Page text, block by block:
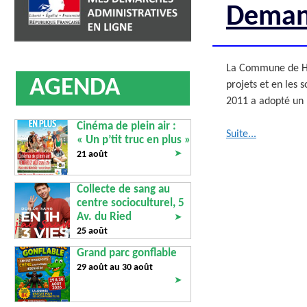
UN
AFFICHAGE LÉGAL
AGENDA
Cinéma de plein air :
« Un p’tit truc en plus »
21 août ➤
Collecte de sang au
centre socioculturel, 5
Av. du Ried
25 août
➤
Grand parc gonflable
29 août au 30 août
➤
La Commune de
projets et en les
2011 a adopté
Suite...